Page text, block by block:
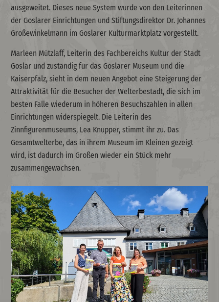
ausgeweitet. Dieses neue System wurde von den Leiterinnen
der Goslarer Einrichtungen und Stiftungsdirektor Dr. Johannes
Großewinkelmann im Goslarer Kulturmarktplatz vorgestellt.
Marleen Mützlaff, Leiterin des Fachbereichs Kultur der Stadt
Goslar und zuständig für das Goslarer Museum und die
Kaiserpfalz, sieht in dem neuen Angebot eine Steigerung der
Attraktivität für die Besucher der Welterbestadt, die sich im
besten Falle wiederum in höheren Besuchszahlen in allen
Einrichtungen widerspiegelt. Die Leiterin des
Zinnfigurenmuseums, Lea Knupper, stimmt ihr zu. Das
Gesamtwelterbe, das in ihrem Museum im Kleinen gezeigt
wird, ist dadurch im Großen wieder ein Stück mehr
zusammengewachsen.